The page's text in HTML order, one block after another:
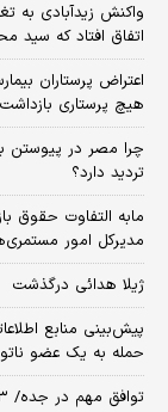
واکنش زیدآبادی به
اتفاق افتاد که سید
اعتراض پرستاران
هیچ پرستاری
چرا مصر در پیوستن به
تردید دارد؟
مابه التفاوت حقوق
مدیرکل امور
ژیلا هدائی درگذشت
پیش‌بینی منابع
حمله به یک عضو ناتو
توافق مهم در جده/ ۳ کشور منطقه توافقنامه نظامی امضا می‌کنند